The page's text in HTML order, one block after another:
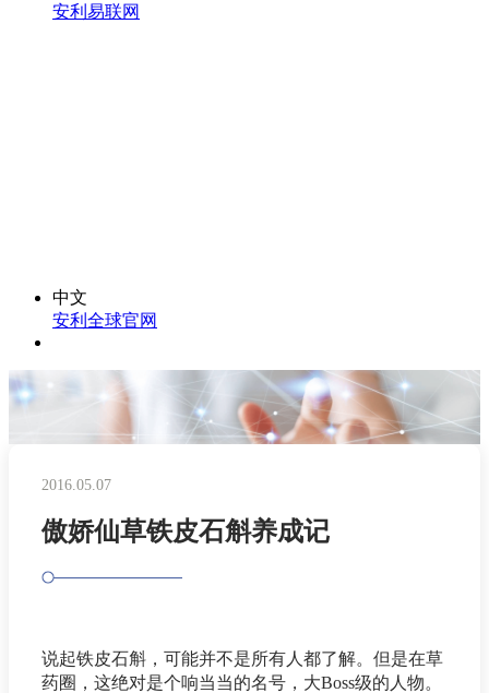
安利易联网
中文
安利全球官网
2016.05.07
傲娇仙草铁皮石斛养成记
说起铁皮石斛，可能并不是所有人都了解。但是在草
药圈，这绝对是个响当当的名号，大Boss级的人物。